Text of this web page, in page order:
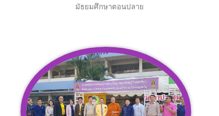
มัธยมศึกษาตอนปลาย